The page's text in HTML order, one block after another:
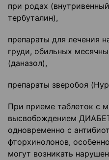
при родах
тербуталин),
препараты для лечения
груди, обильных
(даназол),
препараты зверобоя
При приеме таблеток с
высвобождением
одновременно с
фторхинолонов,
могут возникать